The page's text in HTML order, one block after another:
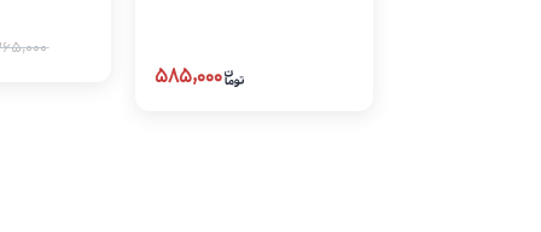
۵۸۵,۰۰۰
۱,۳۶۵,۰۰۰